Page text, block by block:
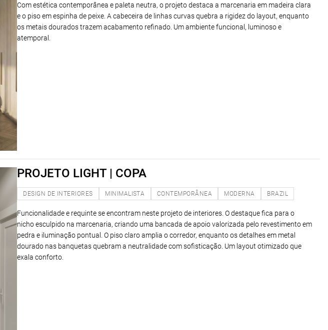
Com estética contemporânea e paleta neutra, o projeto destaca a marcenaria em madeira clara
e o piso em espinha de peixe. A cabeceira de linhas curvas quebra a rigidez do layout, enquanto
os metais dourados trazem acabamento refinado. Um ambiente funcional, luminoso e
atemporal.
PROJETO LIGHT | COPA
DESIGN DE INTERIORES MINIMALISTA CONTEMPORÂNEA MODERNA BRAZIL
Funcionalidade e requinte se encontram neste projeto de interiores. O destaque fica para o
nicho esculpido na marcenaria, criando uma bancada de apoio valorizada pelo revestimento em
pedra e iluminação pontual. O piso claro amplia o corredor, enquanto os detalhes em metal
dourado nas banquetas quebram a neutralidade com sofisticação. Um layout otimizado que
exala conforto.